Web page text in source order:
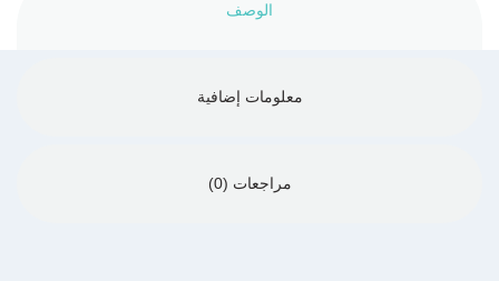
الوصف
معلومات إضافية
مراجعات (0)